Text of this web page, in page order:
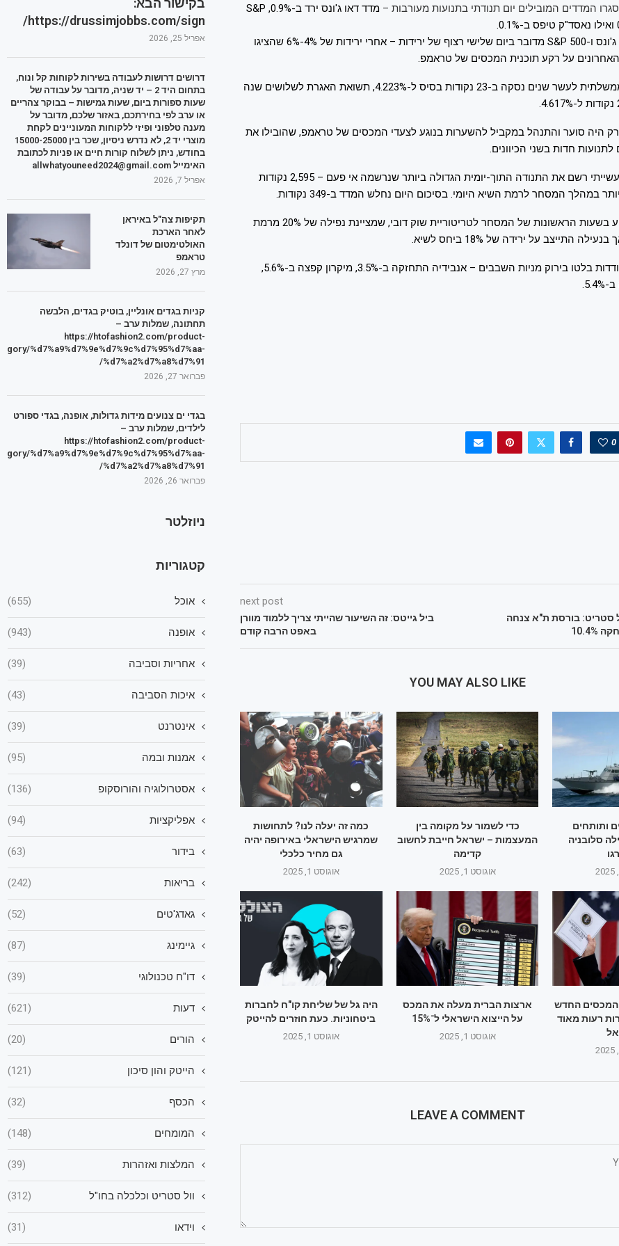
סגרו המדדים המובילים יום תנודתי בתנועות מעורבות –
מדד דאו ג'ונס ירד ב-0.9%, S&P
עבור המדדים דאו ג'ונס ו-S&P 500 מדובר ביום שלישי רצוף של ירידות – אחרי ירידות של 4%-6% שהציגו
על רקע תוכנית המכסים של טראמפ.
תשואת האג"ח הממשלתית לעשר שנים נסקה ב-23 נקודות בסיס ל-4.223%, תשואת האגרת לשלושים שנה
היה סוער והתנהל במקביל להשערות בנוגע לצעדי המכסים של טראמפ, שהובילו את
חדות בשני הכיוונים.
מדד דאו ג'ונס התעשייתי רשם את התנודה התוך-יומית הגדולה ביותר שנרשמה אי פעם – 2,595 נקודות
במהלך המסחר לרמת השיא היומי. בסיכום היום נחלש המדד ב-349 נקודות.
מדד S&P 500 הגיע בשעות הראשונות של המסחר לטריטוריית שוק דובי, שמציינת נפילה של 20% מרמת
התייצב על ירידה של 18% ביחס לשיא.
בגזרת המניות הבודדות בלטו בירוק מניות השבבים – אנבידיה התחזקה ב-3.5%, מיקרון קפצה ב-5.6%,
0
סטריט: בורסת ת"א צנחה
next post
ביל גייטס: זה השיעור שהייתי צריך ללמוד מוורן
באפט הרבה קודם
YOU MAY ALSO LIKE
כמה זה יעלה לנו? לתחושות
שמרגיש הישראלי באירופה יהיה
גם מחיר כלכלי
אוגוסט 1, 2025
כדי לשמור על מקומה בין
המעצמות – ישראל חייבת לחשוב
קדימה
אוגוסט 1, 2025
ותותחים
סלובניה
היה גל של שליחת קו"ח לחברות
ביטחוניות. כעת חוזרים להייטק
אוגוסט 1, 2025
ארצות הברית מעלה את המכס
על הייצוא הישראלי ל־15%
אוגוסט 1, 2025
המכסים החדש
רעות מאוד
LEAVE A COMMENT
בקישור הבא:
https://drussimjobbs.com/sign/
אפריל 25, 2026
דרושים דרושות לעבודה בשירות לקוחות קל ונוח,
בתחום היד 2 – יד שניה, מדובר על עבודה של
שעות ספורות ביום, שעות גמישות – בבוקר צהריים
או ערב לפי בחירתכם, באזור שלכם, מדובר על
מענה טלפוני ופיזי ללקוחות המעוניינים לקחת
מוצרי יד 2, לא נדרש ניסיון, שכר בין 15000-25000
בחודש, ניתן לשלוח קורות חיים או פניות לכתובת
האימייל allwhatyouneed2024@gmail.com
אפריל 7, 2026
תקיפות צה"ל באיראן
לאחר הארכת
האולטימטום של דונלד
טראמפ
מרץ 27, 2026
קניות בגדים אונליין, בוטיק בגדים, הלבשה
תחתונה, שמלות ערב –
https://htofashion2.com/product-
%d7%a9%d7%9e%d7%9c%d7%95%d7%aa-
%d7%a2%d7%a8%d7%91/
פברואר 27, 2026
בגדי ים צנועים מידות גדולות, אופנה, בגדי ספורט
לילדים, שמלות ערב –
https://htofashion2.com/product-
%d7%a9%d7%9e%d7%9c%d7%95%d7%aa-
%d7%a2%d7%a8%d7%91/
פברואר 26, 2026
ניוזלטר
קטגוריות
אוכל (655)
אופנה (943)
אחריות וסביבה (39)
איכות הסביבה (43)
אינטרנט (39)
אמנות ובמה (95)
אסטרולוגיה והורוסקופ (136)
אפליקציות (94)
בידור (63)
בריאות (242)
גאדג'טים (52)
גיימינג (87)
דו"ח טכנולוגי (39)
דעות (621)
הורים (20)
הייטק והון סיכון (121)
הכסף (32)
המומחים (148)
המלצות ואזהרות (39)
וול סטריט וכלכלה בחו"ל (312)
וידאו (31)